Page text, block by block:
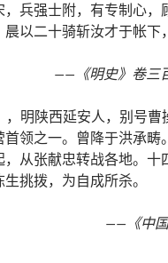
，兵强士附，有专制心，
以二十骑斩汝才于帐下
——《明史》卷三
明陕西延安人，别号曹
领之一。曾降于洪承畴
从张献忠转战各地。十
挑拨，为自成所杀。
——《中国